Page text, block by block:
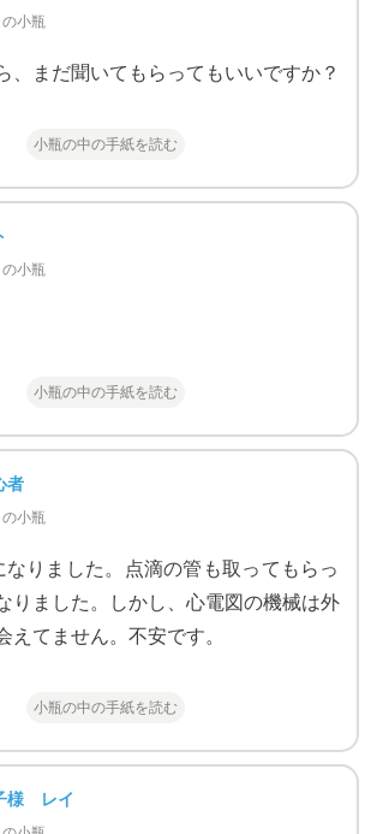
小瓶
、まだ聞いてもらってもいいですか？
小瓶の中の手紙を読む
小瓶
小瓶の中の手紙を読む
者
小瓶
りました。点滴の管も取ってもらっ
りました。しかし、心電図の機械は外
えてません。不安です。
小瓶の中の手紙を読む
様 レイ